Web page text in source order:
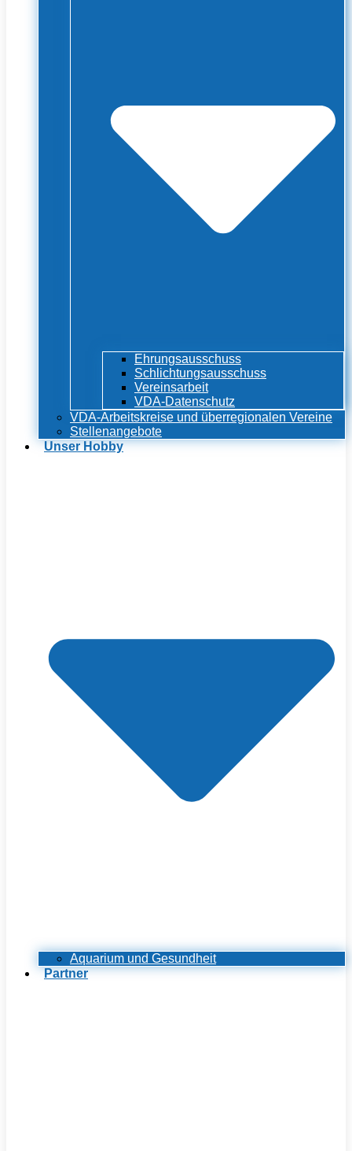
Ehrungsausschuss
Schlichtungsausschuss
Vereinsarbeit
VDA-Datenschutz
VDA-Arbeitskreise und überregionalen Vereine
Stellenangebote
Unser Hobby
Aquarium und Gesundheit
Partner